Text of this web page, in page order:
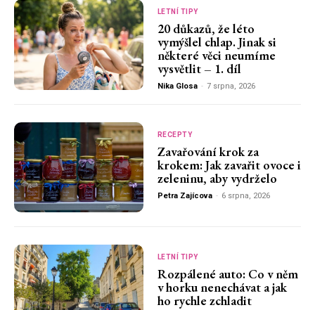
LETNÍ TIPY
20 důkazů, že léto
vymýšlel chlap. Jinak si
některé věci neumíme
vysvětlit – 1. díl
Nika Glosa - 7 srpna, 2026
RECEPTY
Zavařování krok za
krokem: Jak zavařit ovoce i
zeleninu, aby vydrželo
Petra Zajícova - 6 srpna, 2026
LETNÍ TIPY
Rozpálené auto: Co v něm
v horku nenechávat a jak
ho rychle zchladit